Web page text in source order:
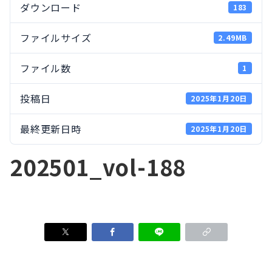
ダウンロード 183
ファイルサイズ 2.49MB
ファイル数 1
投稿日 2025年1月20日
最終更新日時 2025年1月20日
202501_vol-188